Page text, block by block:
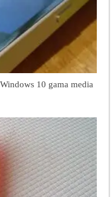
10 gama media